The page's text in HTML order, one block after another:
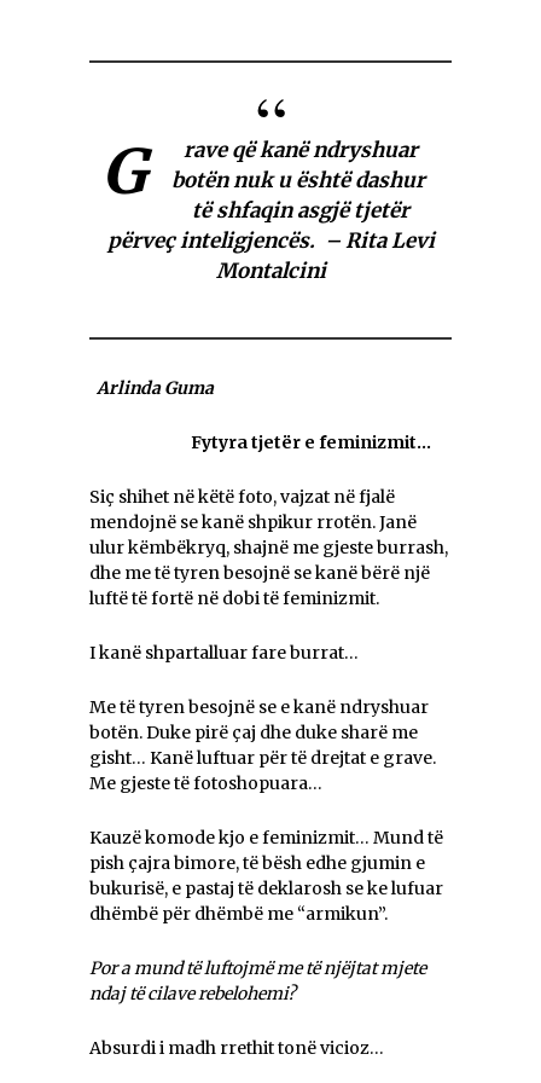
G
rave që kanë ndryshuar
botën nuk u është dashur
të shfaqin asgjë tjetër
përveç inteligjencës. – Rita Levi
Montalcini
Arlinda Guma
Fytyra tjetër e feminizmit…
Siç shihet në këtë foto, vajzat në fjalë
mendojnë se kanë shpikur rrotën. Janë
ulur këmbëkryq, shajnë me gjeste burrash,
dhe me të tyren besojnë se kanë bërë një
luftë të fortë në dobi të feminizmit.
I kanë shpartalluar fare burrat…
Me të tyren besojnë se e kanë ndryshuar
botën. Duke pirë çaj dhe duke sharë me
gisht… Kanë luftuar për të drejtat e grave.
Me gjeste të fotoshopuara…
Kauzë komode kjo e feminizmit… Mund të
pish çajra bimore, të bësh edhe gjumin e
bukurisë, e pastaj të deklarosh se ke lufuar
dhëmbë për dhëmbë me “armikun”.
Por a mund të luftojmë me të njëjtat mjete
ndaj të cilave rebelohemi?
Absurdi i madh rrethit tonë vicioz…